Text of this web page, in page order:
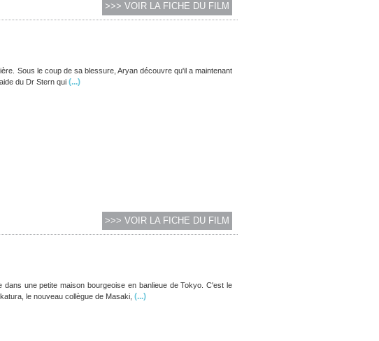
>>> VOIR LA FICHE DU FILM
Sous le coup de sa blessure, Aryan découvre qu'il a maintenant
du Dr Stern qui(...)
>>> VOIR LA FICHE DU FILM
une petite maison bourgeoise en banlieue de Tokyo. C'est le
le nouveau collègue de Masaki, (...)